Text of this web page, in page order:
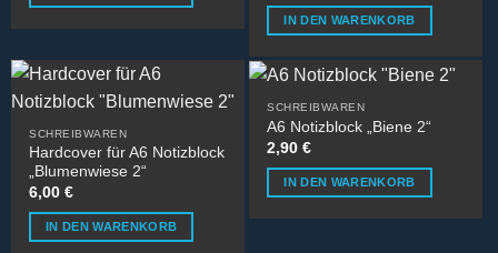
IN DEN WARENKORB
SCHREIBWAREN
Hardcover für A6 Notizblock
„Blumenwiese 2“
6,00€
IN DEN WARENKORB
SCHREIBWAREN
A6 Notizblock „Biene 2“
2,90€
IN DEN WARENKORB